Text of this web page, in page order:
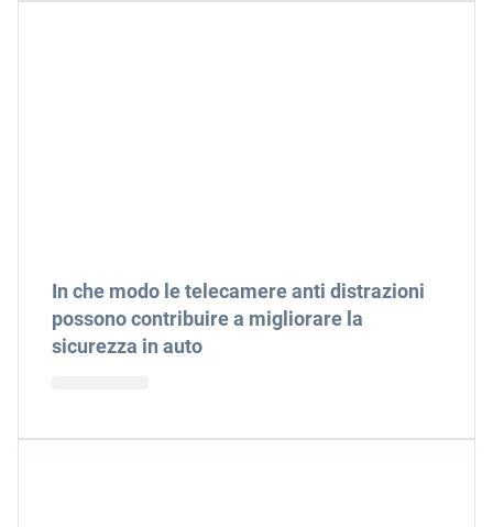
In che modo le telecamere anti distrazioni
possono contribuire a migliorare la
sicurezza in auto